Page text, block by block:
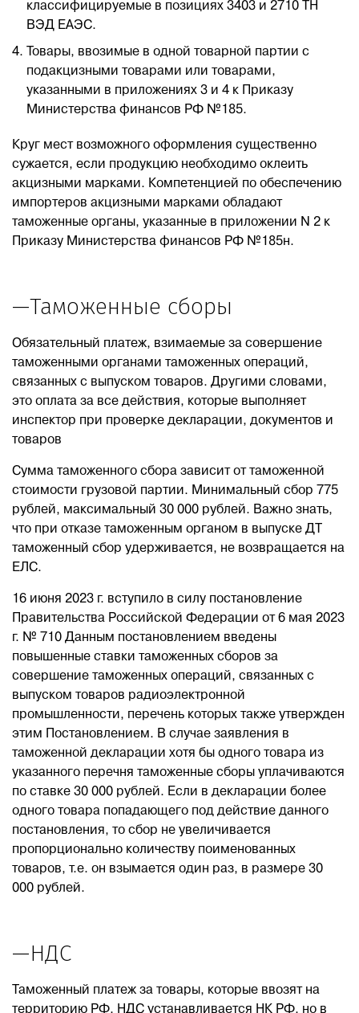
классифицируемые в позициях 3403 и 2710 ТН
ВЭД ЕАЭС.
Товары, ввозимые в одной товарной партии с
подакцизными товарами или товарами,
указанными в приложениях 3 и 4 к Приказу
Министерства финансов РФ №185.
Круг мест возможного оформления существенно
сужается, если продукцию необходимо оклеить
акцизными марками. Компетенцией по обеспечению
импортеров акцизными марками обладают
таможенные органы, указанные в приложении N 2 к
Приказу Министерства финансов РФ №185н.
—Таможенные сборы
Обязательный платеж, взимаемые за совершение
таможенными органами таможенных операций,
связанных с выпуском товаров. Другими словами,
это оплата за все действия, которые выполняет
инспектор при проверке декларации, документов и
товаров
Сумма таможенного сбора зависит от таможенной
стоимости грузовой партии. Минимальный сбор 775
рублей, максимальный 30 000 рублей. Важно знать,
что при отказе таможенным органом в выпуске ДТ
таможенный сбор удерживается, не возвращается на
ЕЛС.
16 июня 2023 г. вступило в силу постановление
Правительства Российской Федерации от 6 мая 2023
г. № 710 Данным постановлением введены
повышенные ставки таможенных сборов за
совершение таможенных операций, связанных с
выпуском товаров радиоэлектронной
промышленности, перечень которых также утвержден
этим Постановлением. В случае заявления в
таможенной декларации хотя бы одного товара из
указанного перечня таможенные сборы уплачиваются
по ставке 30 000 рублей. Если в декларации более
одного товара попадающего под действие данного
постановления, то сбор не увеличивается
пропорционально количеству поименованных
товаров, т.е. он взымается один раз, в размере 30
000 рублей.
—НДС
Таможенный платеж за товары, которые ввозят на
территорию РФ. НДС устанавливается НК РФ, но в